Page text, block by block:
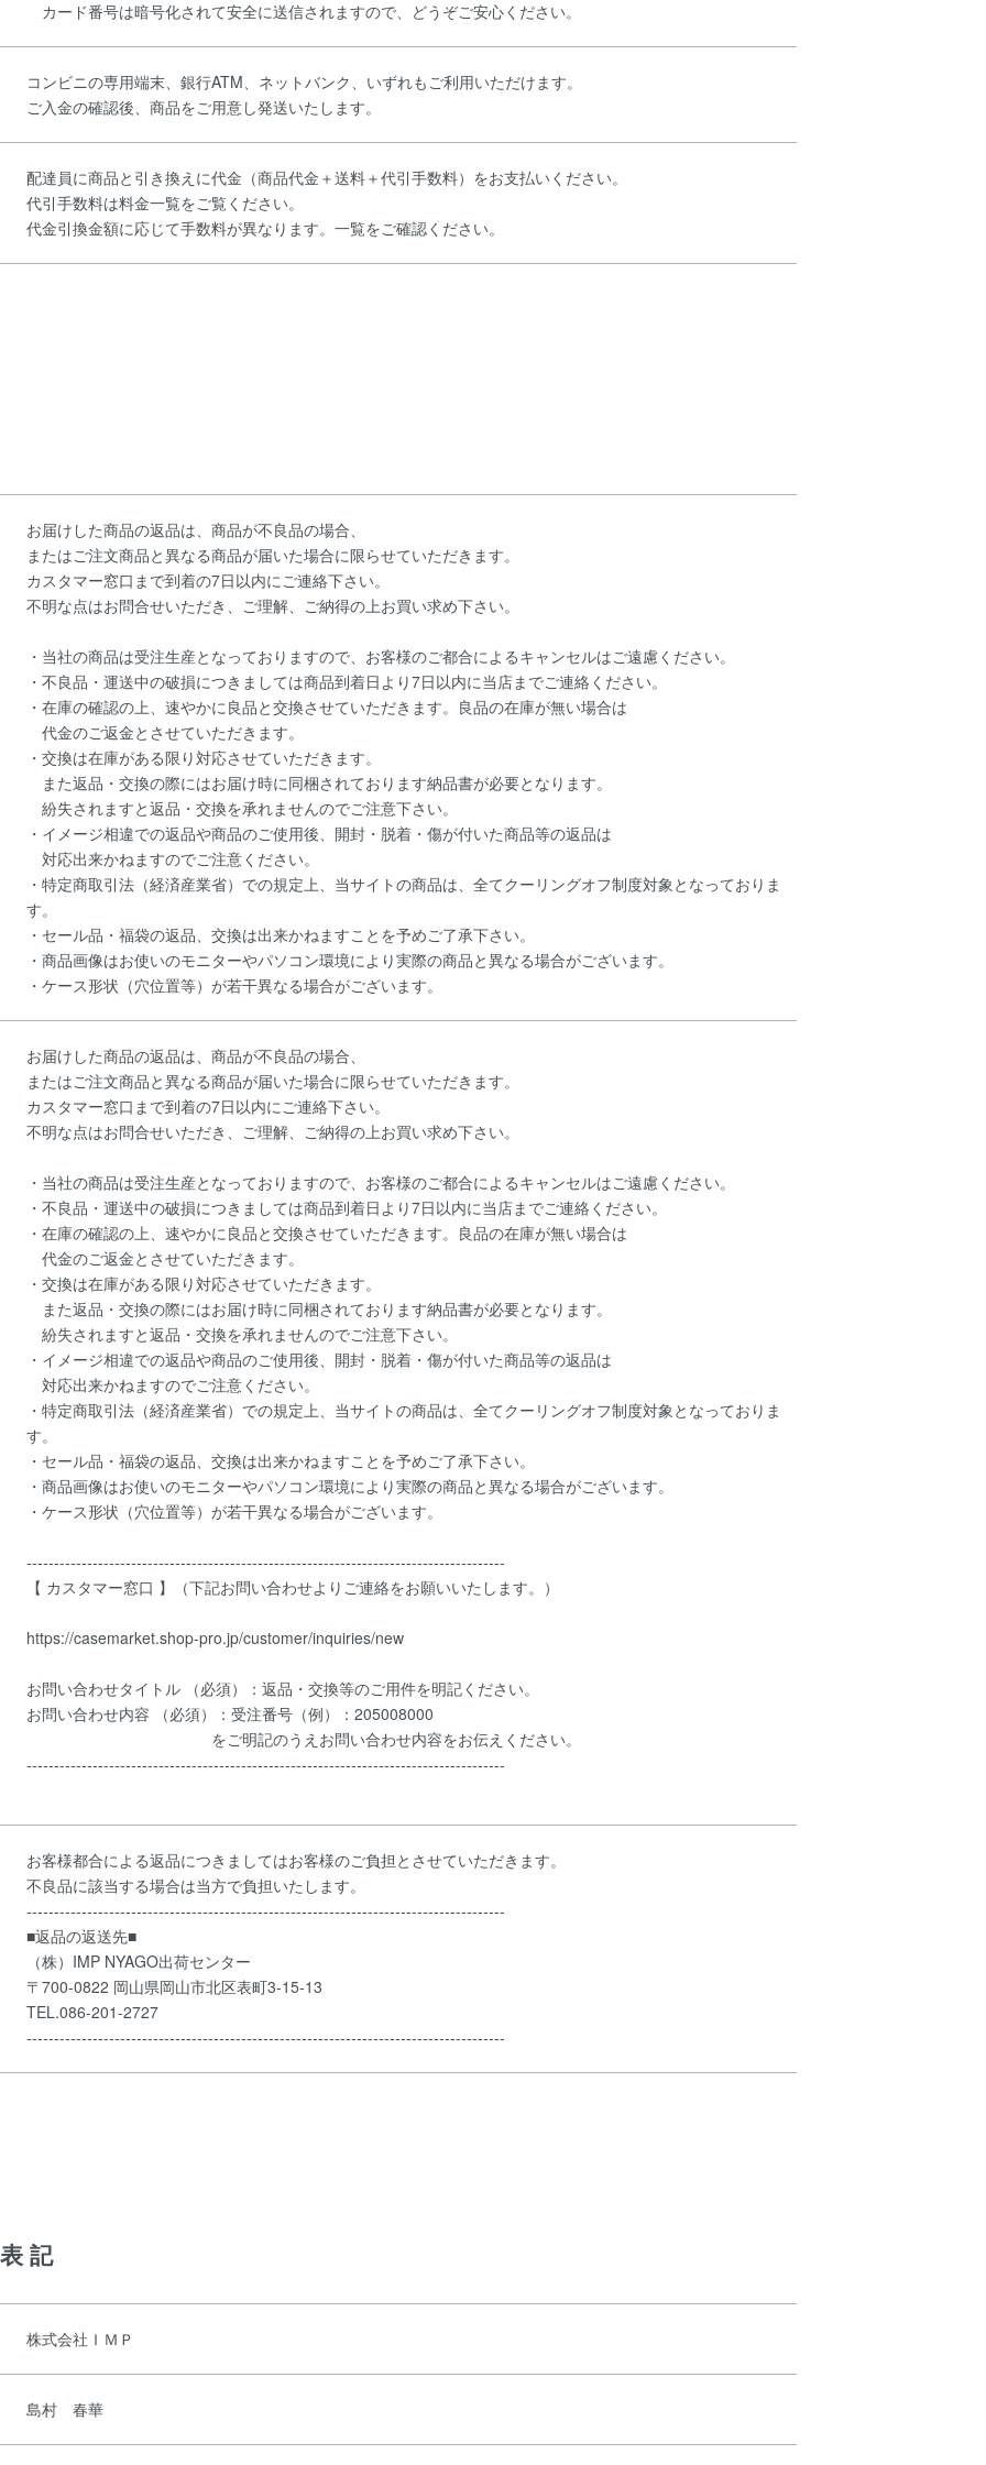
カード番号は暗号化されて安全に送信されますので、どうぞご安心ください。
コンビニの専用端末、銀行ATM、ネットバンク、いずれもご利用いただけます。
ご入金の確認後、商品をご用意し発送いたします。
配達員に商品と引き換えに代金（商品代金＋送料＋代引手数料）をお支払いください。
代引手数料は料金一覧をご覧ください。
代金引換金額に応じて手数料が異なります。一覧をご確認ください。
お届けした商品の返品は、商品が不良品の場合、
またはご注文商品と異なる商品が届いた場合に限らせていただきます。
カスタマー窓口まで到着の7日以内にご連絡下さい。
不明な点はお問合せいただき、ご理解、ご納得の上お買い求め下さい。
・当社の商品は受注生産となっておりますので、お客様のご都合によるキャンセルはご遠慮ください。
・不良品・運送中の破損につきましては商品到着日より7日以内に当店までご連絡ください。
・在庫の確認の上、速やかに良品と交換させていただきます。良品の在庫が無い場合は
代金のご返金とさせていただきます。
・交換は在庫がある限り対応させていただきます。
また返品・交換の際にはお届け時に同梱されております納品書が必要となります。
紛失されますと返品・交換を承れませんのでご注意下さい。
・イメージ相違での返品や商品のご使用後、開封・脱着・傷が付いた商品等の返品は
対応出来かねますのでご注意ください。
・特定商取引法（経済産業省）での規定上、当サイトの商品は、全てクーリングオフ制度対象となっておりま
す。
・セール品・福袋の返品、交換は出来かねますことを予めご了承下さい。
・商品画像はお使いのモニターやパソコン環境により実際の商品と異なる場合がございます。
・ケース形状（穴位置等）が若干異なる場合がございます。
お届けした商品の返品は、商品が不良品の場合、
またはご注文商品と異なる商品が届いた場合に限らせていただきます。
カスタマー窓口まで到着の7日以内にご連絡下さい。
不明な点はお問合せいただき、ご理解、ご納得の上お買い求め下さい。
・当社の商品は受注生産となっておりますので、お客様のご都合によるキャンセルはご遠慮ください。
・不良品・運送中の破損につきましては商品到着日より7日以内に当店までご連絡ください。
・在庫の確認の上、速やかに良品と交換させていただきます。良品の在庫が無い場合は
代金のご返金とさせていただきます。
・交換は在庫がある限り対応させていただきます。
また返品・交換の際にはお届け時に同梱されております納品書が必要となります。
紛失されますと返品・交換を承れませんのでご注意下さい。
・イメージ相違での返品や商品のご使用後、開封・脱着・傷が付いた商品等の返品は
対応出来かねますのでご注意ください。
・特定商取引法（経済産業省）での規定上、当サイトの商品は、全てクーリングオフ制度対象となっておりま
す。
・セール品・福袋の返品、交換は出来かねますことを予めご了承下さい。
・商品画像はお使いのモニターやパソコン環境により実際の商品と異なる場合がございます。
・ケース形状（穴位置等）が若干異なる場合がございます。
---------------------------------------------------------------------------------------
【 カスタマー窓口 】（下記お問い合わせよりご連絡をお願いいたします。）
https://casemarket.shop-pro.jp/customer/inquiries/new
お問い合わせタイトル （必須）：返品・交換等のご用件を明記ください。
お問い合わせ内容 （必須）：受注番号（例）：205008000
をご明記のうえお問い合わせ内容をお伝えください。
---------------------------------------------------------------------------------------
お客様都合による返品につきましてはお客様のご負担とさせていただきます。
不良品に該当する場合は当方で負担いたします。
---------------------------------------------------------------------------------------
■返品の返送先■
（株）IMP NYAGO出荷センター
〒700-0822 岡山県岡山市北区表町3-15-13
TEL.086-201-2727
---------------------------------------------------------------------------------------
記
株式会社ＩＭＰ
島村 春華